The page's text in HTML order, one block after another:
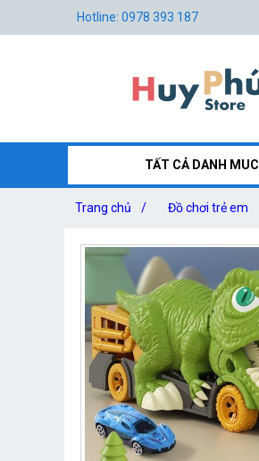
Hotline: 0978 393 187
TẤT CẢ DANH MUC
Trang chủ / Đồ chơi trẻ em